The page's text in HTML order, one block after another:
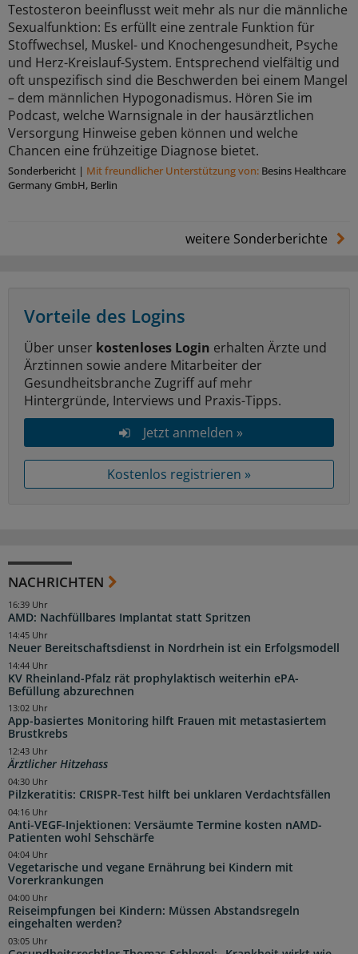
Testosteron beeinflusst weit mehr als nur die männliche
Sexualfunktion: Es erfüllt eine zentrale Funktion für
Stoffwechsel, Muskel- und Knochengesundheit, Psyche
und Herz-Kreislauf-System. Entsprechend vielfältig und
oft unspezifisch sind die Beschwerden bei einem Mangel
– dem männlichen Hypogonadismus. Hören Sie im
Podcast, welche Warnsignale in der hausärztlichen
Versorgung Hinweise geben können und welche
Chancen eine frühzeitige Diagnose bietet.
Sonderbericht | Mit freundlicher Unterstützung von: Besins Healthcare
Germany GmbH, Berlin
weitere Sonderberichte
Vorteile des Logins
Über unser kostenloses Login erhalten Ärzte und
Ärztinnen sowie andere Mitarbeiter der
Gesundheitsbranche Zugriff auf mehr
Hintergründe, Interviews und Praxis-Tipps.
Jetzt anmelden »
Kostenlos registrieren »
NACHRICHTEN
AMD: Nachfüllbares Implantat statt Spritzen
16:39 Uhr
Neuer Bereitschaftsdienst in Nordrhein ist ein Erfolgsmodell
14:45 Uhr
KV Rheinland-Pfalz rät prophylaktisch weiterhin ePA-
Befüllung abzurechnen
14:44 Uhr
App-basiertes Monitoring hilft Frauen mit metastasiertem
Brustkrebs
13:02 Uhr
Ärztlicher Hitzehass
12:43 Uhr
Pilzkeratitis: CRISPR-Test hilft bei unklaren Verdachtsfällen
04:30 Uhr
Anti-VEGF-Injektionen: Versäumte Termine kosten nAMD-
Patienten wohl Sehschärfe
04:16 Uhr
Vegetarische und vegane Ernährung bei Kindern mit
Vorerkrankungen
04:04 Uhr
Reiseimpfungen bei Kindern: Müssen Abstandsregeln
eingehalten werden?
04:00 Uhr
03:05 Uhr